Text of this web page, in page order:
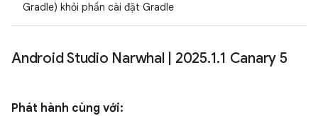
Gradle) khỏi phần cài đặt Gradle
Android Studio Narwhal 2025.1.1 Canary 5
Phát hành cùng với: